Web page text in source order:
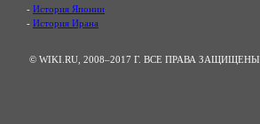
- История Японии
- История Ирана
© WIKI.RU, 2008–2017 Г. ВСЕ ПРАВА ЗАЩИЩЕНЫ.